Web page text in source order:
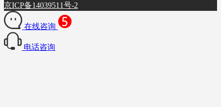
京ICP备14039511号-2
在线咨询
电话咨询